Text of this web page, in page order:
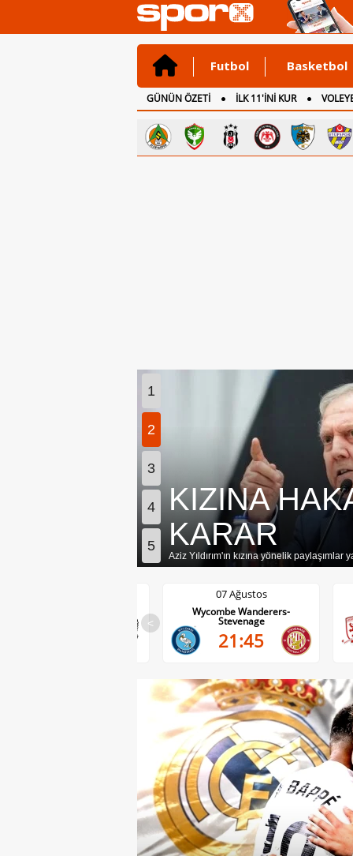
Futbol Basketbol
GÜNÜN ÖZETİ İLK 11'İNİ KUR
CANLI ANLATIM
İNGİLTERE
1
2
3
4
5
KIZINA
KARAR
Aziz Yıldırım'ın kızına yönelik paylaşımlar
<
07 Ağustos
Wycombe Wanderers-
Stevenage
21:45